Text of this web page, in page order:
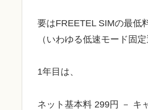
要はFREETEL SIMの最低
（いわゆる低速モード固
1年目は、
ネット基本料 299円 － キ